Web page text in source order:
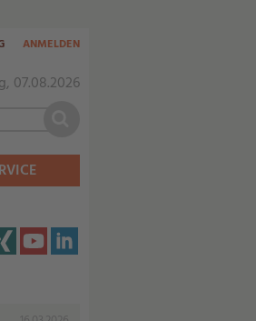
07.08.2026
ANMELDEN